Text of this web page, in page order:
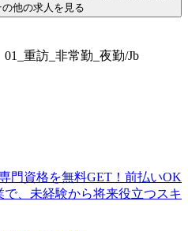
他の求人を見る
重訪_非常勤_夜勤/Jb
門資格を無料GET！前払いOK
、未経験から将来役立つスキ